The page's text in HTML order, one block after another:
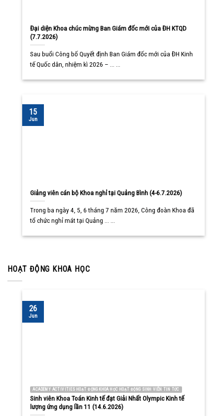
Đại diện Khoa chúc mừng Ban Giám đốc mới của ĐH KTQD
(7.7.2026)
Sau buổi Công bố Quyết định Ban Giám đốc mới của ĐH Kinh
tế Quốc dân, nhiệm kì 2026 – ... ...
Giảng viên cán bộ Khoa nghỉ tại Quảng Bình (4-6.7.2026)
Trong ba ngày 4, 5, 6 tháng 7 năm 2026, Công đoàn Khoa đã
tổ chức nghỉ mát tại Quảng ... ...
15
Jun
HOẠT ĐỘNG KHOA HỌC
ACADEMY ACTIVITIES HOẠT ĐỘNG KHOA HỌC HOẠT ĐỘNG SINH VIÊN TIN TỨC
Sinh viên Khoa Toán Kinh tế đạt Giải Nhất Olympic Kinh tế
lượng ứng dụng lần 11 (14.6.2026)
26
Jun